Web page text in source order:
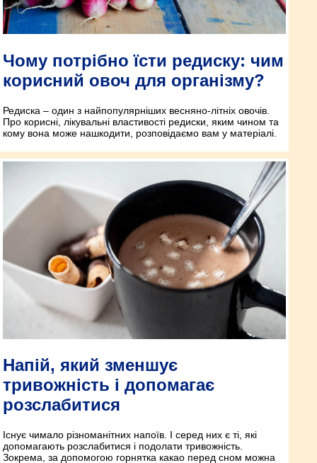
Чому потрібно їсти редиску: чим
корисний овоч для організму?
Редиска – один з найпопулярніших весняно-літніх овочів.
Про корисні, лікувальні властивості редиски, яким чином та
кому вона може нашкодити, розповідаємо вам у матеріалі.
Напій, який зменшує
тривожність і допомагає
розслабитися
Існує чимало різноманітних напоїв. І серед них є ті, які
допомагають розслабитися і подолати тривожність.
Зокрема, за допомогою горнятка какао перед сном можна